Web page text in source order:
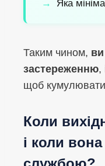
Яка
Таким чином,
застереженню,
щоб
Коли
і коли